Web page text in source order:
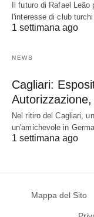
Il futuro di Rafael
l'interesse di club
1 settimana ago
NEWS
Cagliari:
Nel ritiro del Cagliari,
un'amichevole in
1 settimana ago
Mappa del Sito